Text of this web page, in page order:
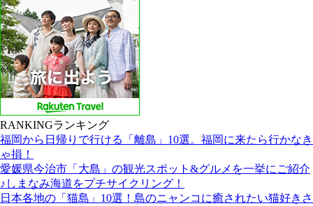
RANKINGランキング
福岡から日帰りで行ける「離島」10選。福岡に来たら行かなき
ゃ損！
愛媛県今治市「大島」の観光スポット&グルメを一挙にご紹介
♪しまなみ海道をプチサイクリング！
日本各地の「猫島」10選！島のニャンコに癒されたい猫好きさ